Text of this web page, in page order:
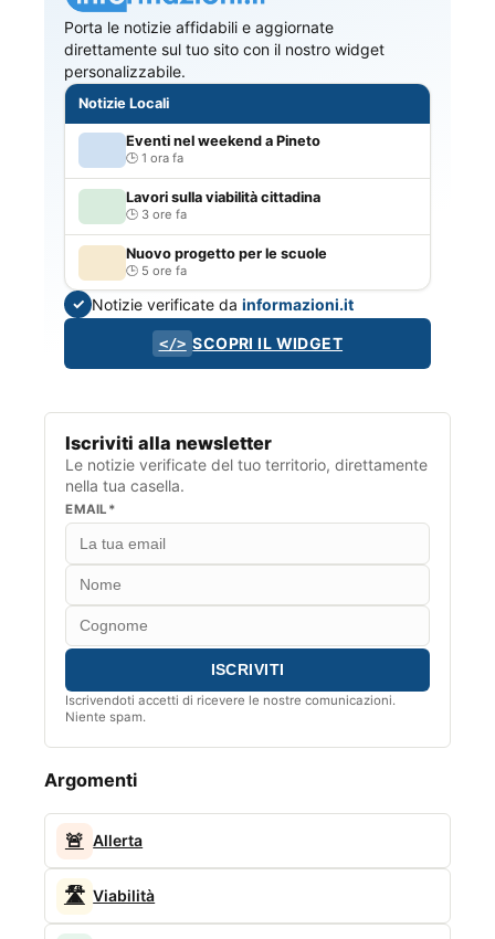
Porta le notizie affidabili e aggiornate
direttamente sul tuo sito con il nostro widget
personalizzabile.
Notizie Locali
Eventi nel weekend a Pineto
1 ora fa
Lavori sulla viabilità cittadina
3 ore fa
Nuovo progetto per le scuole
5 ore fa
✓ Notizie verificate dainformazioni.it
</> SCOPRI IL WIDGET
Iscriviti alla newsletter
Le notizie verificate del tuo territorio, direttamente
nella tua casella.
EMAIL*
Iscrivendoti accetti di ricevere le nostre comunicazioni.
Niente spam.
Argomenti
🚨 Allerta
🛣️ Viabilità